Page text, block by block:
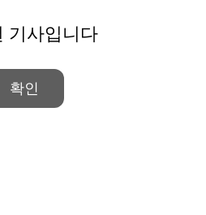
기사입니다
확인